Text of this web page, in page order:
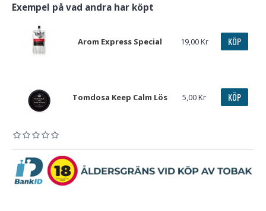
Exempel på vad andra har köpt
Arom Express Special 19,00 Kr KÖP
Tomdosa Keep Calm Lös 5,00 Kr KÖP